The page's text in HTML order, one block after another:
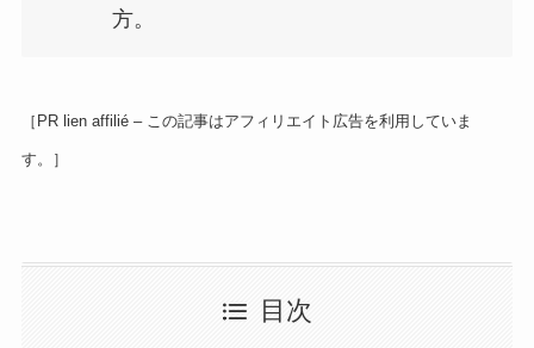
方。
［PR lien affilié – この記事はアフィリエイト広告を利用していま
す。］
目次